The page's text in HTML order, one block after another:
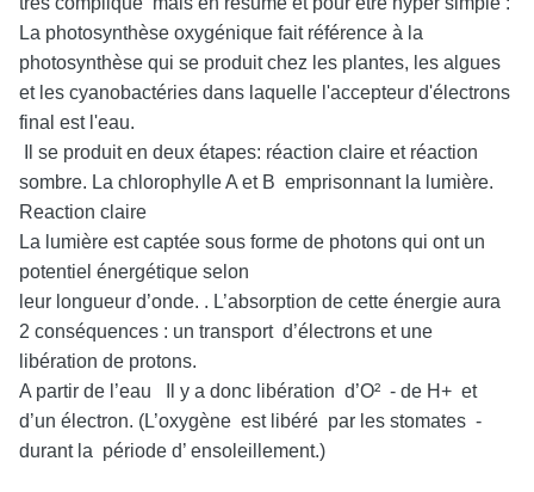
La photosynthèse oxygénique fait référence à la
photosynthèse qui se produit chez les plantes, les algues
et les cyanobactéries dans laquelle l'accepteur d'électrons
final est l'eau.
Il se produit en deux étapes: réaction claire et réaction
sombre. La chlorophylle A et B emprisonnant la lumière.
Reaction claire
La lumière est captée sous forme de photons qui ont un
potentiel énergétique selon
leur longueur d’onde. . L’absorption de cette énergie aura
2 conséquences : un transport d’électrons et une
libération de protons.
A partir de l’eau Il y a donc libération d’O² - de H+ et
d’un électron. (L’oxygène est libéré par les stomates -
durant la période d’ ensoleillement.)